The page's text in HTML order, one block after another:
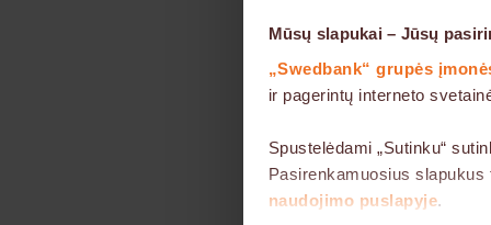
Mūsų slapukai – Jūsų
„Swedbank“ grupės
ir pagerintų interneto
Spustelėdami „Sutinku“
Pasirenkamuosius
naudojimo puslapyje
lizingo
Palyginus